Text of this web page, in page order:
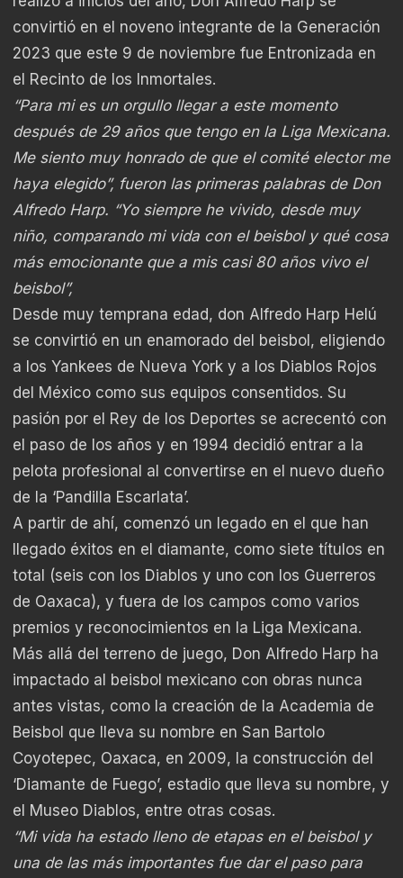
convirtió en el noveno integrante de la Generación
2023 que este 9 de noviembre fue Entronizada en
el Recinto de los Inmortales.
“Para mi es un orgullo llegar a este momento
después de 29 años que tengo en la Liga Mexicana.
Me siento muy honrado de que el comité elector me
haya elegido”, fueron las primeras palabras de Don
Alfredo Harp. “Yo siempre he vivido, desde muy
niño, comparando mi vida con el beisbol y qué cosa
más emocionante que a mis casi 80 años vivo el
beisbol”,
Desde muy temprana edad, don Alfredo Harp Helú
se convirtió en un enamorado del beisbol, eligiendo
a los Yankees de Nueva York y a los Diablos Rojos
del México como sus equipos consentidos. Su
pasión por el Rey de los Deportes se acrecentó con
el paso de los años y en 1994 decidió entrar a la
pelota profesional al convertirse en el nuevo dueño
de la ‘Pandilla Escarlata’.
A partir de ahí, comenzó un legado en el que han
llegado éxitos en el diamante, como siete títulos en
total (seis con los Diablos y uno con los Guerreros
de Oaxaca), y fuera de los campos como varios
premios y reconocimientos en la Liga Mexicana.
Más allá del terreno de juego, Don Alfredo Harp ha
impactado al beisbol mexicano con obras nunca
antes vistas, como la creación de la Academia de
Beisbol que lleva su nombre en San Bartolo
Coyotepec, Oaxaca, en 2009, la construcción del
‘Diamante de Fuego’, estadio que lleva su nombre, y
el Museo Diablos, entre otras cosas.
“Mi vida ha estado lleno de etapas en el beisbol y
una de las más importantes fue dar el paso para